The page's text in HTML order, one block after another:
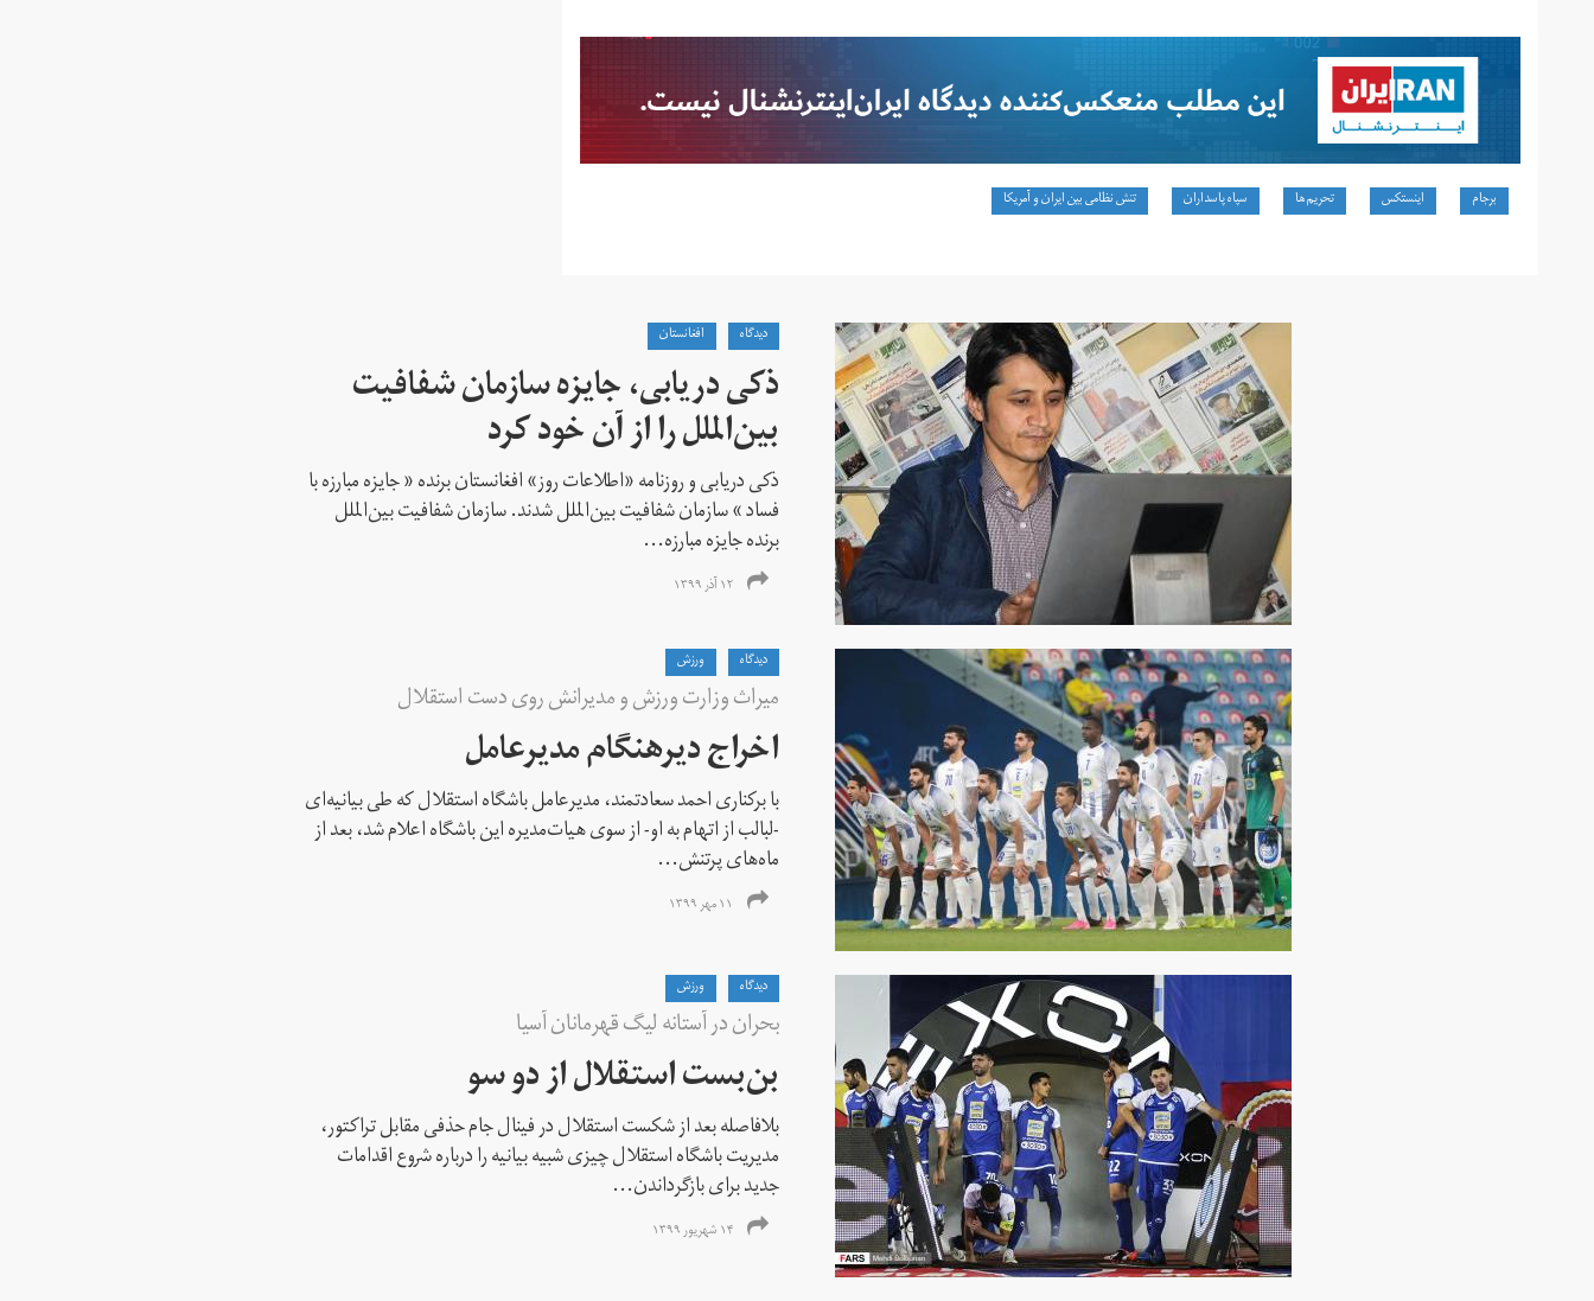
برجام اینستکس تحریم‌ها سپاه پاسداران تنش نظامی بین ایران و آمریکا
دیدگاه افغانستان
ذکی دریابی، جایزه سازمان شفافیت
بین‌الملل را از آن خود کرد
ذکی دریابی و روزنامه «اطلاعات‌ روز» افغانستان برنده « جایزه مبارزه با
فساد » سازمان شفافیت بین‌الملل شدند. سازمان شفافیت بین‌الملل
برنده جایزه مبارزه...
۱۲ آذر ۱۳۹۹
دیدگاه ورزش
میراث وزارت ورزش و مدیرانش روی دست استقلال
اخراج دیرهنگام مدیرعامل
با برکناری احمد سعادتمند، مدیرعامل باشگاه استقلال که طی بیانیه‌ای
-لبالب از اتهام به او- از سوی هیات‌مدیره این باشگاه اعلام شد، بعد از
ماه‌های پرتنش...
۱۱ مهر ۱۳۹۹
دیدگاه ورزش
بحران در آستانه لیگ قهرمانان آسیا
بن‌بست استقلال از دو سو
بلافاصله بعد از شکست استقلال در فینال جام حذفی مقابل تراکتور،
مدیریت باشگاه استقلال چیزی شبیه بیانیه را درباره شروع اقدامات
جدید برای بازگرداندن...
۱۴ شهریور ۱۳۹۹